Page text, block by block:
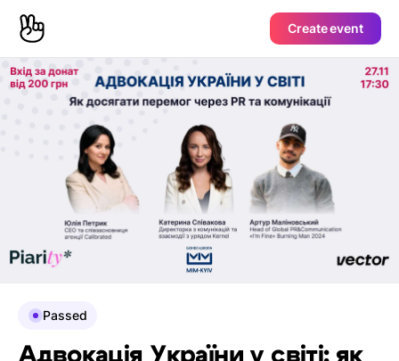
Create event
Passed
Адвокація України у світі: як